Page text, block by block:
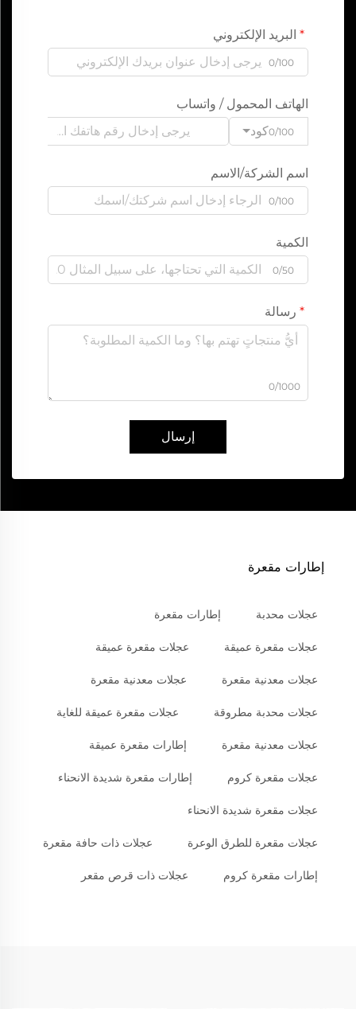
البريد الإلكتروني
0/100
الهاتف المحمول / واتساب
كود0/100
اسم الشركة/الاسم
0/100
الكمية
0/50
رسالة
0/1000
إرسال
إطارات مقعرة
عجلات محدبة إطارات مقعرة
عجلات مقعرة عميقة عجلات مقعرة عميقة
عجلات معدنية مقعرة عجلات معدنية مقعرة
عجلات محدبة مطروقة عجلات مقعرة عميقة للغاية
عجلات معدنية مقعرة إطارات مقعرة عميقة
عجلات مقعرة كروم إطارات مقعرة شديدة الانحناء
عجلات مقعرة شديدة الانحناء
عجلات مقعرة للطرق الوعرة عجلات ذات حافة مقعرة
إطارات مقعرة كروم عجلات ذات قرص مقعر